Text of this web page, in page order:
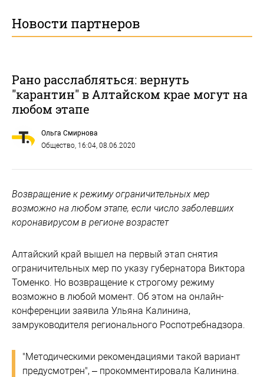
Новости партнеров
Рано расслабляться: вернуть
"карантин" в Алтайском крае могут на
любом этапе
Ольга Смирнова
Общество, 16:04, 08.06.2020
Возвращение к режиму ограничительных мер
возможно на любом этапе, если число заболевших
коронавирусом в регионе возрастет
Алтайский край вышел на первый этап снятия
ограничительных мер по указу губернатора Виктора
Томенко. Но возвращение к строгому режиму
возможно в любой момент. Об этом на онлайн-
конференции заявила Ульяна Калинина,
замруководителя регионального Роспотребнадзора.
"Методическими рекомендациями такой вариант
предусмотрен", – прокомментировала Калинина.